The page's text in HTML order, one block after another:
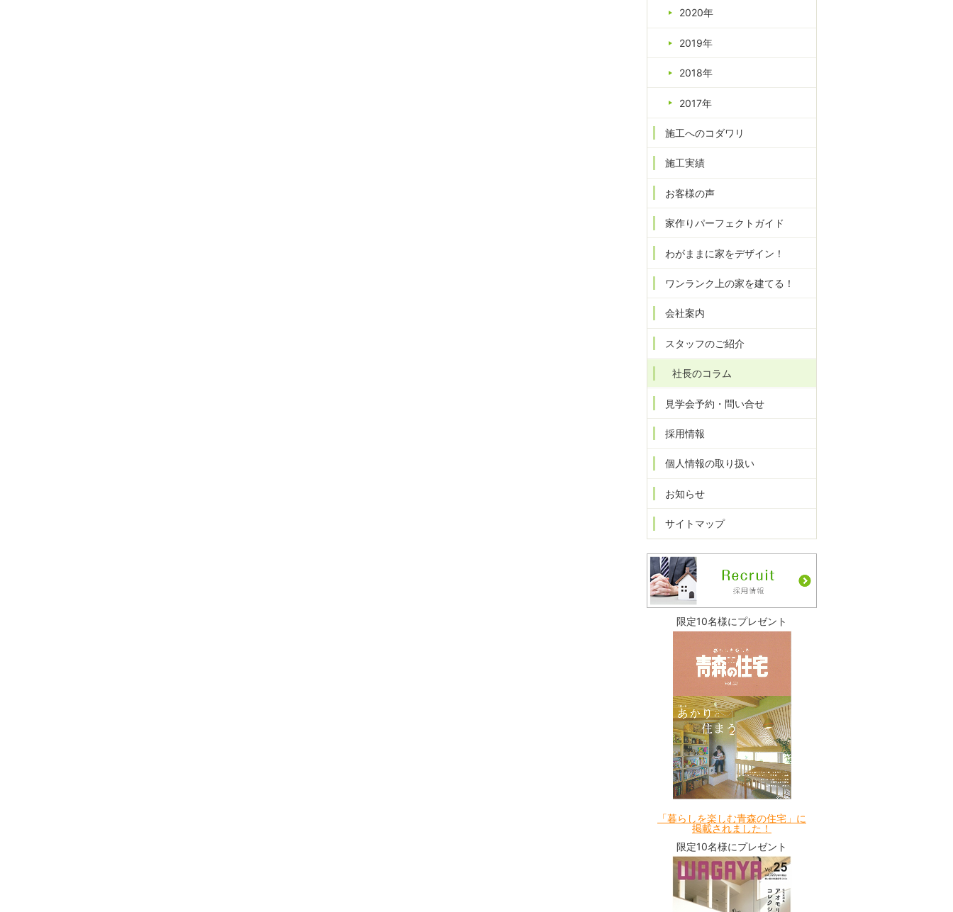
2020年
2019年
2018年
2017年
施工へのコダワリ
施工実績
お客様の声
家作りパーフェクトガイド
わがままに家をデザイン！
ワンランク上の家を建てる！
会社案内
スタッフのご紹介
社長のコラム
見学会予約・問い合せ
採用情報
個人情報の取り扱い
お知らせ
サイトマップ
限定10名様にプレゼント
「暮らしを楽しむ青森の住宅」に
掲載されました！
限定10名様にプレゼント